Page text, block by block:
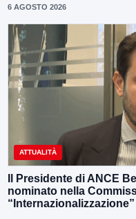
6 AGOSTO 2026
ATTUALITÀ
Il Presidente di ANCE
nominato nella